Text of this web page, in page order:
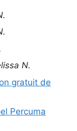
N.
gratuit de
Percuma